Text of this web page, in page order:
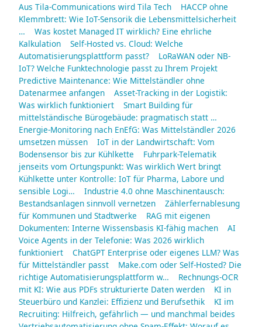
Aus Tila-Communications wird Tila Tech
HACCP ohne
Klemmbrett: Wie IoT-Sensorik die Lebensmittelsicherheit
…
Was kostet Managed IT wirklich? Eine ehrliche
Kalkulation
Self-Hosted vs. Cloud: Welche
Automatisierungsplattform passt?
LoRaWAN oder NB-
IoT? Welche Funktechnologie passt zu Ihrem Projekt
Predictive Maintenance: Wie Mittelständler ohne
Datenarmee anfangen
Asset-Tracking in der Logistik:
Was wirklich funktioniert
Smart Building für
mittelständische Bürogebäude: pragmatisch statt …
Energie-Monitoring nach EnEfG: Was Mittelständler 2026
umsetzen müssen
IoT in der Landwirtschaft: Vom
Bodensensor bis zur Kühlkette
Fuhrpark-Telematik
jenseits vom Ortungspunkt: Was wirklich Wert bringt
Kühlkette unter Kontrolle: IoT für Pharma, Labore und
sensible Logi…
Industrie 4.0 ohne Maschinentausch:
Bestandsanlagen sinnvoll vernetzen
Zählerfernablesung
für Kommunen und Stadtwerke
RAG mit eigenen
Dokumenten: Interne Wissensbasis KI-fähig machen
AI
Voice Agents in der Telefonie: Was 2026 wirklich
funktioniert
ChatGPT Enterprise oder eigenes LLM? Was
für Mittelständler passt
Make.com oder Self-Hosted? Die
richtige Automatisierungsplattform w…
Rechnungs-OCR
mit KI: Wie aus PDFs strukturierte Daten werden
KI in
Steuerbüro und Kanzlei: Effizienz und Berufsethik
KI im
Recruiting: Hilfreich, gefährlich — und manchmal beides